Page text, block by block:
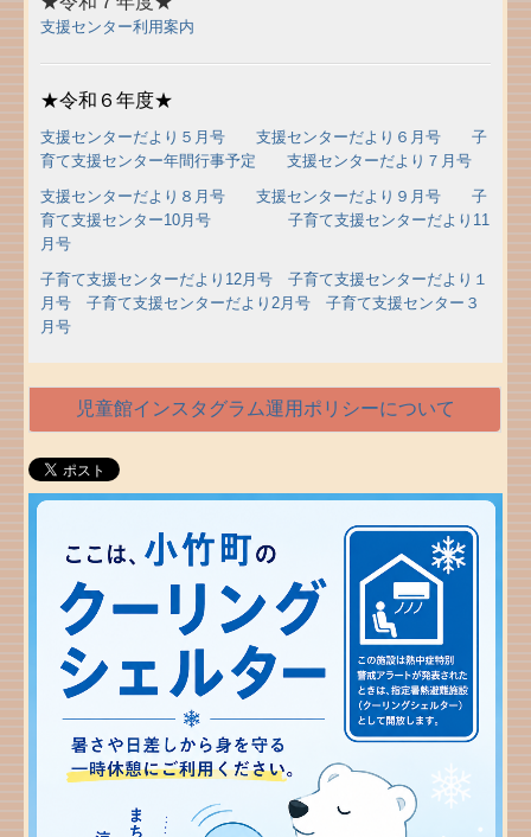
支援センター利用案内
★令和６年度★
支援センターだより ５月号 支援センターだより６月号
子
育て支援センター年間行事予定
支援センターだより７月号
支援センターだより８月号
支援センターだより９月号
子
育て支援センター10月号
子育て支援センターだより11
月号
子育て支援センターだより12月号
子育て支援センターだより１
月号
子育て支援センターだより2月号
子育て支援センター３
月号
児童館インスタグラム運用ポリシーについて